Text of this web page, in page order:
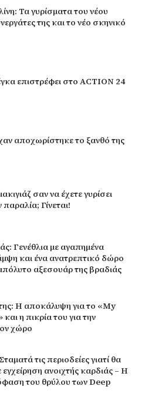
Τα γυρίσματα του νέου
της και το νέο σκηνικό
επιστρέφει στο ACTION 24
αποχωρίστηκε το ξανθό της
σαν να έχετε γυρίσει
Γίνεται!
Γενέθλια με αγαπημένα
και ένα ανατρεπτικό δώρο
αξεσουάρ της βραδιάς
Η αποκάλυψη για το «My
η πικρία του για την
χώρο
τις περιοδείες γιατί θα
ανοιχτής καρδιάς – Η
του θρύλου των Deep